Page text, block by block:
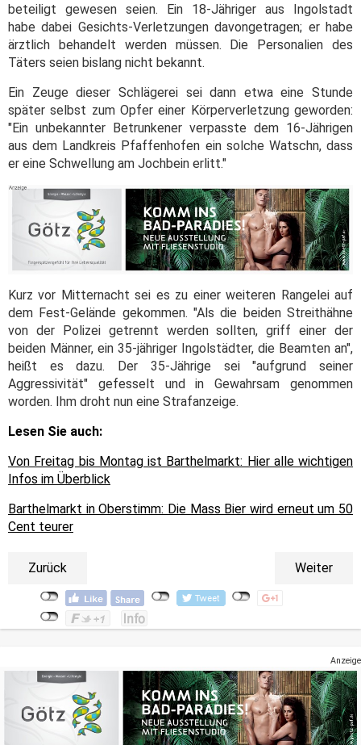
beteiligt gewesen seien. Ein 18-Jähriger aus Ingolstadt
habe dabei Gesichts-Verletzungen davongetragen; er habe
ärztlich behandelt werden müssen. Die Personalien des
Täters seien bislang nicht bekannt.
Ein Zeuge dieser Schlägerei sei dann etwa eine Stunde
später selbst zum Opfer einer Körperverletzung geworden:
"Ein unbekannter Betrunkener verpasste dem 16-Jährigen
aus dem Landkreis Pfaffenhofen ein solche Watschn, dass
er eine Schwellung am Jochbein erlitt."
Kurz vor Mitternacht sei es zu einer weiteren Rangelei auf
dem Fest-Gelände gekommen. "Als die beiden Streithähne
von der Polizei getrennt werden sollten, griff einer der
beiden Männer, ein 35-jähriger Ingolstädter, die Beamten an",
heißt es dazu. Der 35-Jährige sei "aufgrund seiner
Aggressivität" gefesselt und in Gewahrsam genommen
worden. Ihm droht nun eine Strafanzeige.
Lesen Sie auch:
Von Freitag bis Montag ist Barthelmarkt: Hier alle wichtigen
Infos im Überblick
Barthelmarkt in Oberstimm: Die Mass Bier wird erneut um 50
Cent teurer
Zurück Weiter
Anzeige